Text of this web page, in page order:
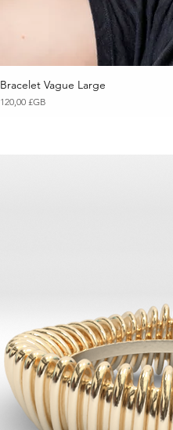
Bracelet Vague Large
Prix
120,00 £GB